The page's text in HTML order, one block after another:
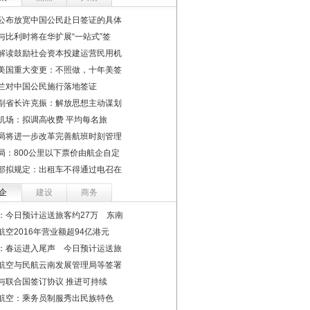
布放宽中国公民赴日签证的具体
比利时将在华扩展“一站式”签
读鼓励社会资本投建运营民用机
国重大变更：不照做，十年美签
对中国公民施行落地签证
省长许克振：解放思想主动谋划
场：拟调高收费 平均每名旅
将进一步改革完善航班时刻管理
：800公里以下票价由航企自定
拟规定：出租车不得通过电召在
建设 商务
今日预计运送旅客约27万 东南
空2016年营业额超94亿港元
春运进入尾声 今日预计运送旅
空与民航云南发展管理局等签署
联合国签订协议 推进可持续
空：乘务员制服秀出民族特色